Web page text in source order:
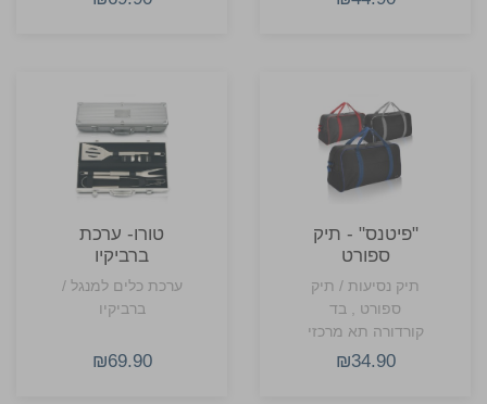
"פיטנס" - תיק
ספורט
תיק נסיעות / תיק
ספורט , בד
קורדורה תא מרכזי
גדול , תא קידמי
₪34.90
טורו- ערכת
ברביקיו
ערכת כלים למנגל /
ברביקיו
₪69.90